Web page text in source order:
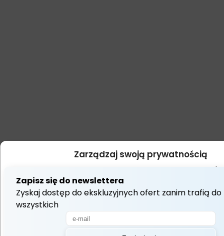
Zarządzaj swoją prywatnością
dostępu do informacji o urządzeniu. Robimy to, aby poprawić
wyświetlać (nie)spersonalizowane reklamy. Wyrażenie zgody na
umożliwi nam przetwarzanie danych, takich jak zachowanie
lub unikalne identyfikatory na tej stronie. Brak wyrażenia zgody
może niekorzystnie wpłynąć na niektóre cechy i funkcje.